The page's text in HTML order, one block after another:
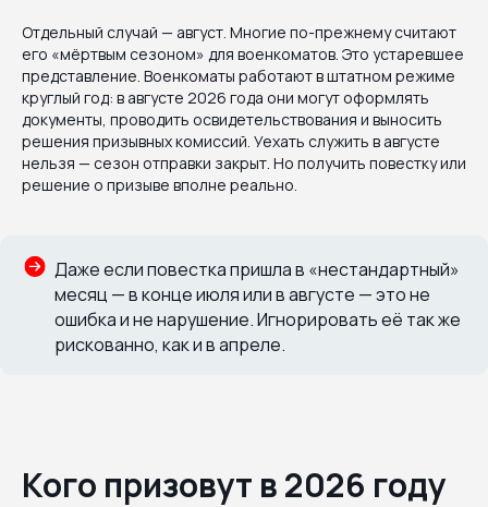
Отдельный случай — август. Многие по-прежнему считают
его «мёртвым сезоном» для военкоматов. Это устаревшее
представление. Военкоматы работают в штатном режиме
круглый год: в августе 2026 года они могут оформлять
документы, проводить освидетельствования и выносить
решения призывных комиссий. Уехать служить в августе
нельзя — сезон отправки закрыт. Но получить повестку или
решение о призыве вполне реально.
Даже если повестка пришла в «нестандартный»
месяц — в конце июля или в августе — это не
ошибка и не нарушение. Игнорировать её так же
рискованно, как и в апреле.
Кого призовут в 2026 году